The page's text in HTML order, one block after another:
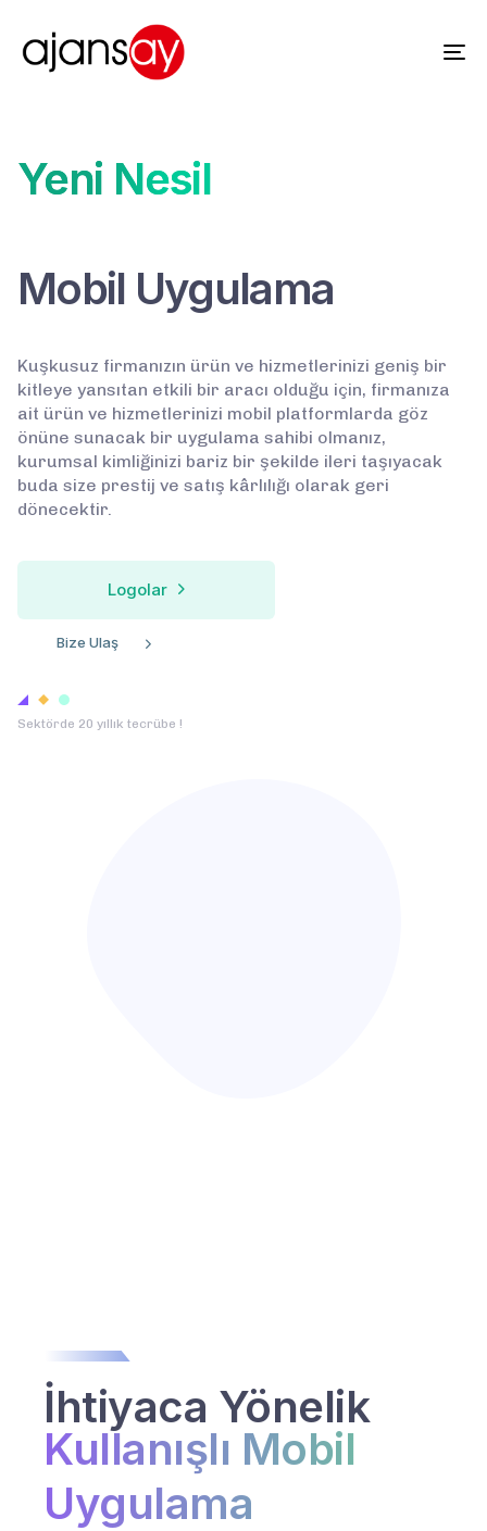
Yeni Nesil
Mobil Uygulama
Kuşkusuz firmanızın ürün ve hizmetlerinizi geniş bir
kitleye yansıtan etkili bir aracı olduğu için, firmanıza
ait ürün ve hizmetlerinizi mobil platformlarda göz
önüne sunacak bir uygulama sahibi olmanız,
kurumsal kimliğinizi bariz bir şekilde ileri taşıyacak
buda size prestij ve satış kârlılığı olarak geri
dönecektir.
Logolar
Bize Ulaş
Sektörde 20 yıllık tecrübe !
İhtiyaca Yönelik
Kullanışlı Mobil
Uygulama